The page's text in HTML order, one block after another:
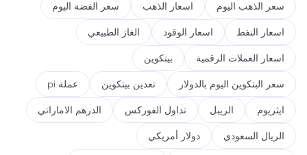
سعر الذهب اليوم اسعار الذهب سعر الفضة اليوم
اسعار النفط اسعار الوقود الغاز الطبيعي
اسعار العملات الرقمية بيتكوين
سعر البتكوين اليوم بالدولار تعدين بيتكوين عملة pi
ايثريوم الريبل تداول الفوركس الدرهم الاماراتي
الريال السعودي دولار أمريكي